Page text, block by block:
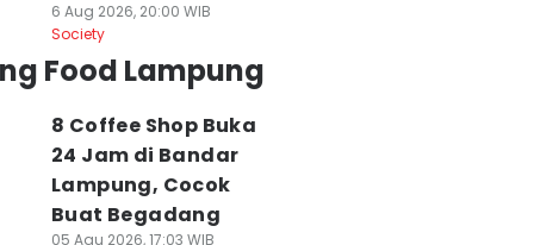
6 Aug 2026, 20:00 WIB
Society
Food Lampung
8 Coffee Shop Buka
24 Jam di Bandar
Lampung, Cocok
Buat Begadang
05 Agu 2026, 17:03 WIB